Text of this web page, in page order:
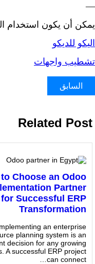
—
يمكن أن يكون استخدام
اليكو للديكو
تشطيب واجهات
السابق
Related Post
Choose an Odoo
Partner
for Successful ERP
Transformation
an enterprise
planning system is an
decision for any growing
A successful ERP project
can connect…